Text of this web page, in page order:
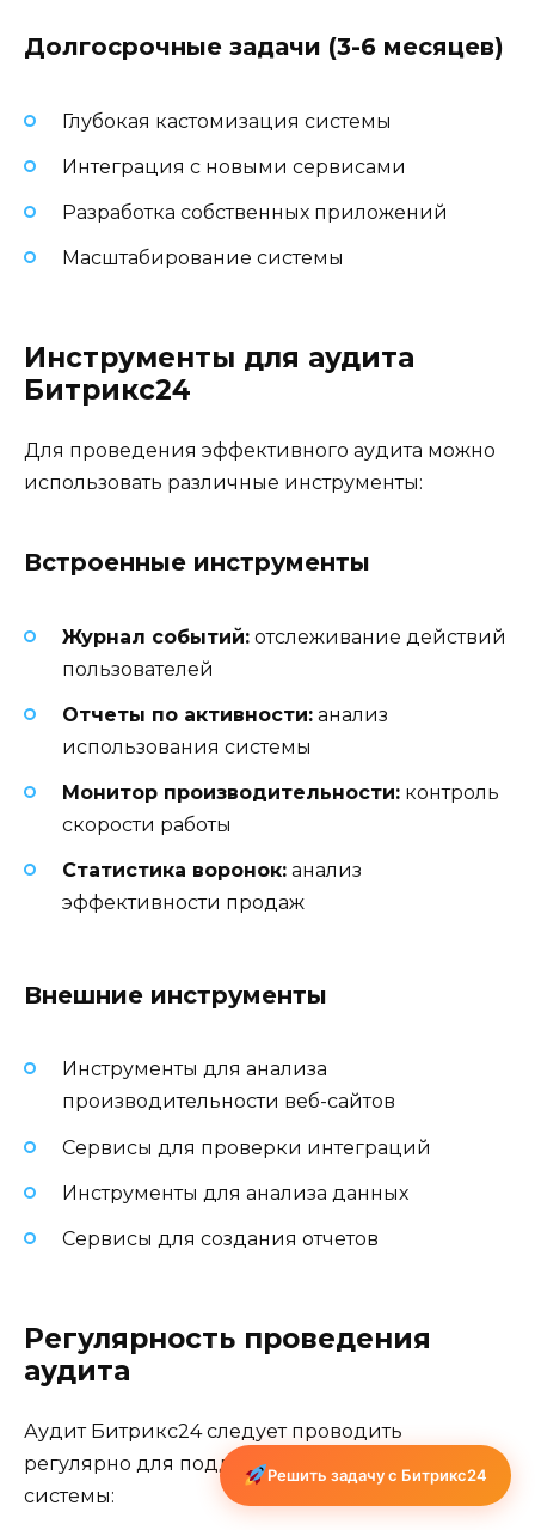
Долгосрочные задачи (3-6 месяцев)
Глубокая кастомизация системы
Интеграция с новыми сервисами
Разработка собственных приложений
Масштабирование системы
Инструменты для аудита
Битрикс24
Для проведения эффективного аудита можно
использовать различные инструменты:
Встроенные инструменты
Журнал событий: отслеживание действий
пользователей
Отчеты по активности: анализ
использования системы
Монитор производительности: контроль
скорости работы
Статистика воронок: анализ
эффективности продаж
Внешние инструменты
Инструменты для анализа
производительности веб-сайтов
Сервисы для проверки интеграций
Инструменты для анализа данных
Сервисы для создания отчетов
Регулярность проведения
аудита
Аудит Битрикс24 следует проводить
регулярно для поддержания эффективности
системы:
Решить задачу с Битрикс24